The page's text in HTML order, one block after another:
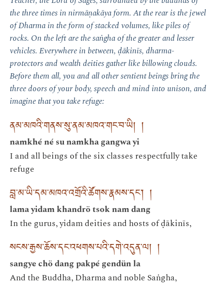
the three times in nirmāṇakāya form. At the rear is the jewel
of Dharma in the form of stacked volumes, like piles of
rocks. On the left are the saṅgha of the greater and lesser
vehicles. Everywhere in between, ḍākinīs, dharma-
protectors and wealth deities gather like billowing clouds.
Before them all, you and all other sentient beings bring the
three doors of your body, speech and mind into unison, and
imagine that you take refuge:
ནམ་མཁའི་གནས་སུ་ནམ་མཁའ་གང་བ་ཡི། །
namkhé né su namkha gangwa yi
I and all beings of the six classes respectfully take
refuge
བླ་མ་ཡི་དམ་མཁའ་འགྲོའི་ཚོགས་རྣམས་དང་། །
lama yidam khandrö tsok nam dang
In the gurus, yidam deities and hosts of ḍākinīs,
སངས་རྒྱས་ཆོས་དང་འཕགས་པའི་དགེ་འདུན་ལ། །
sangye chö dang pakpé gendün la
And the Buddha, Dharma and noble Saṅgha,